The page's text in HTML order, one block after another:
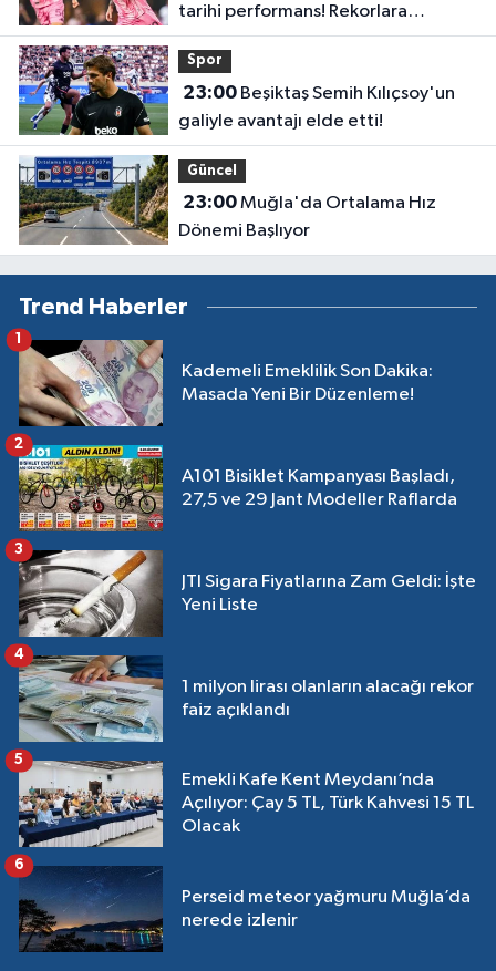
tarihi performans! Rekorlara
doymuyor
Spor
23:00Beşiktaş Semih Kılıçsoy'un
galiyle avantajı elde etti!
Güncel
23:00Muğla'da Ortalama Hız
Dönemi Başlıyor
Trend Haberler
Kademeli Emeklilik Son Dakika:
Masada Yeni Bir Düzenleme!
1
A101 Bisiklet Kampanyası Başladı,
27,5 ve 29 Jant Modeller Raflarda
2
JTI Sigara Fiyatlarına Zam Geldi: İşte
Yeni Liste
3
1 milyon lirası olanların alacağı rekor
faiz açıklandı
4
Emekli Kafe Kent Meydanı’nda
Açılıyor: Çay 5 TL, Türk Kahvesi 15 TL
Olacak
5
Perseid meteor yağmuru Muğla’da
nerede izlenir
6